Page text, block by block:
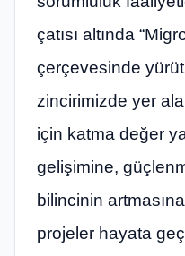
çatısı altında
çerçevesinde
zincirimizde yer
için katma değer
gelişimine,
bilincinin
projeler hayata